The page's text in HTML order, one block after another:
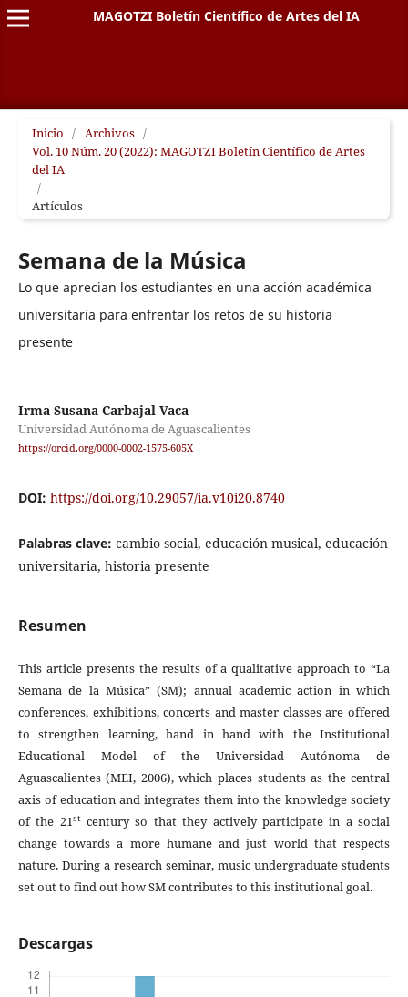
MAGOTZI Boletín Científico de Artes del IA
Inicio / Archivos /
Vol. 10 Núm. 20 (2022): MAGOTZI Boletín Científico de Artes
del IA
/
Artículos
Semana de la Música
Lo que aprecian los estudiantes en una acción académica
universitaria para enfrentar los retos de su historia
presente
Irma Susana Carbajal Vaca
Universidad Autónoma de Aguascalientes
https://orcid.org/0000-0002-1575-605X
DOI: https://doi.org/10.29057/ia.v10i20.8740
Palabras clave: cambio social, educación musical, educación
universitaria, historia presente
Resumen
This article presents the results of a qualitative approach to “La
Semana de la Música” (SM); annual academic action in which
conferences, exhibitions, concerts and master classes are offered
to strengthen learning, hand in hand with the Institutional
Educational Model of the Universidad Autónoma de
Aguascalientes (MEI, 2006), which places students as the central
axis of education and integrates them into the knowledge society
of the 21st century so that they actively participate in a social
change towards a more humane and just world that respects
nature. During a research seminar, music undergraduate students
set out to find out how SM contributes to this institutional goal.
Descargas